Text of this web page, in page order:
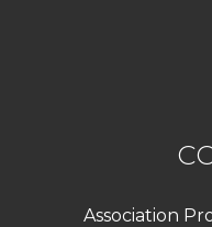
Association